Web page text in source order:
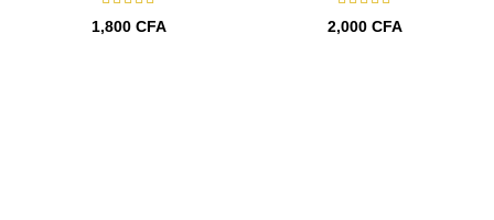
1,800 CFA 2,000 CFA